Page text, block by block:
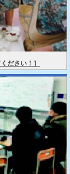
ださい！］